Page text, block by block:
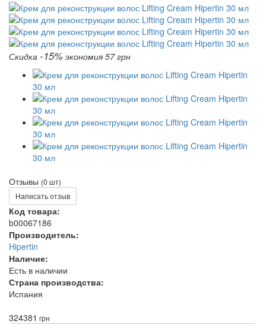
Скидка -15% экономия 57 грн
Отзывы (0 шт)
Написать отзыв
Код товара:
b00067186
Производитель:
Hipertin
Наличие:
Есть в наличии
Страна производства:
Испания
324381 грн